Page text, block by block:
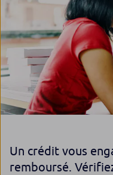
Un crédit vous
remboursé.